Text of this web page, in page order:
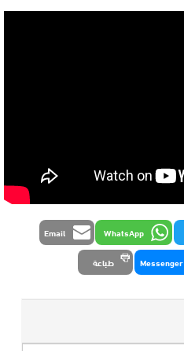
WhatsApp
Email
Messenger طباعة